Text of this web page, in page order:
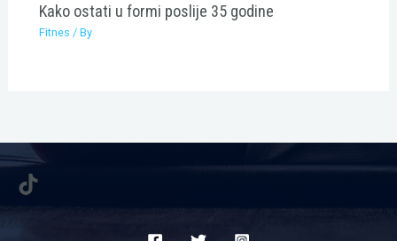
Kako ostati u formi poslije 35 godine
Fitnes / By
TikTok